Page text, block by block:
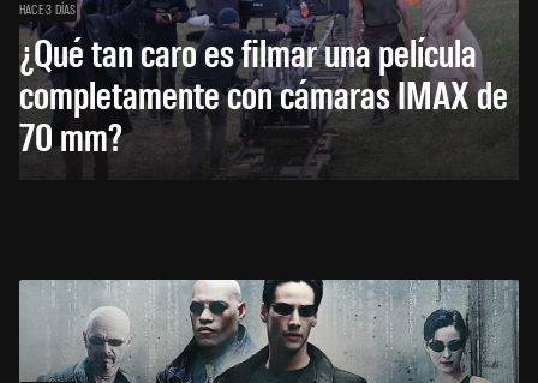
HACE 3 DÍAS
¿Qué tan caro es filmar una película
completamente con cámaras IMAX de
70 mm?